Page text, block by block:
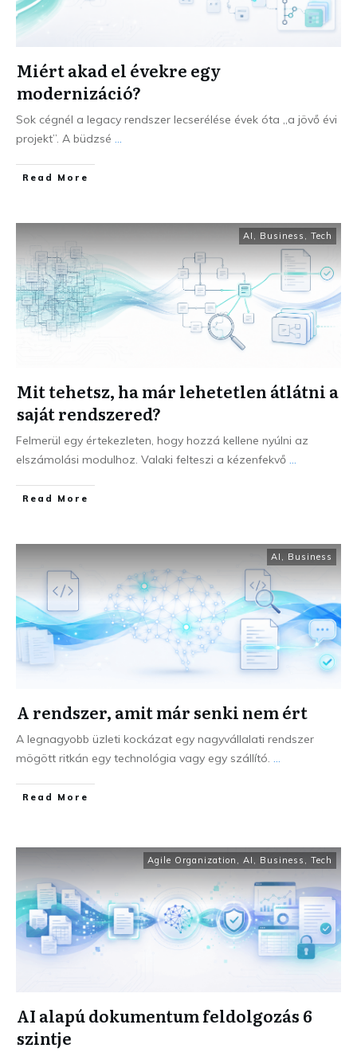
Miért akad el évekre egy
modernizáció?
Sok cégnél a legacy rendszer lecserélése évek óta „a jövő évi
projekt”. A büdzsé ...
Read More
AI Business Tech
Mit tehetsz, ha már lehetetlen átlátni a
saját rendszered?
Felmerül egy értekezleten, hogy hozzá kellene nyúlni az
elszámolási modulhoz. Valaki felteszi a kézenfekvő ...
Read More
AI Business
A rendszer, amit már senki nem ért
A legnagyobb üzleti kockázat egy nagyvállalati rendszer
mögött ritkán egy technológia vagy egy szállító. ...
Read More
Agile Organization AI Business Tech
AI alapú dokumentum feldolgozás 6
szintje